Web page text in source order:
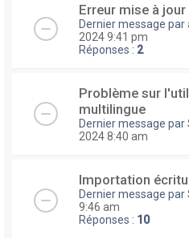
Erreur mise à
Dernier message par
2024 9:41 pm
Réponses : 2
Problème sur
multilingue
Dernier message par
2024 8:40 am
Importation
Dernier message par
9:46 am
Réponses : 10